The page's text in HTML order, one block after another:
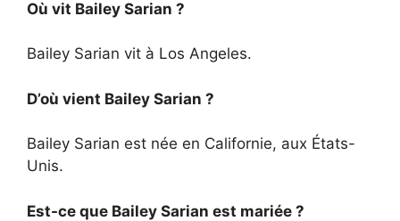
Où vit Bailey Sarian ?
Bailey Sarian vit à Los Angeles.
D’où vient Bailey Sarian ?
Bailey Sarian est née en Californie, aux États-
Unis.
Est-ce que Bailey Sarian est mariée ?